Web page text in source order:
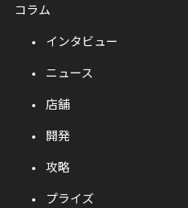
コラム
インタビュー
ニュース
店舗
開発
攻略
プライズ